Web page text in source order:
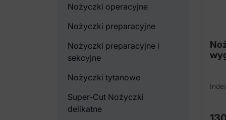
Nożyczki operacyjne
Nożyczki preparacyjne
Nożyczki preparacyjne i
sekcyjne
Nożyczki tytanowe
Super-Cut Nożyczki
delikatne